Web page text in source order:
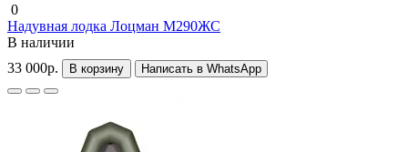
0
Надувная лодка Лоцман М290ЖС
В наличии
33 000р.
В корзину Написать в WhatsApp